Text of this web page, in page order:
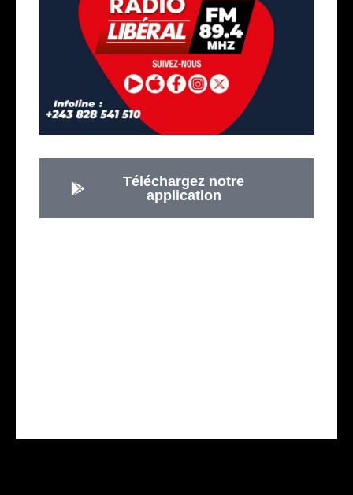
Téléchargez notre
application